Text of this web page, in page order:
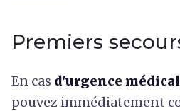
Premiers
En cas d'urgence
pouvez immédiatement